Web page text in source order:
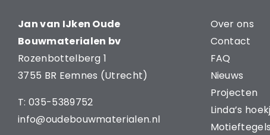
Jan van IJken Oude
Bouwmaterialen bv
Rozenbottelberg 1
3755 BR Eemnes (Utrecht)
T: 035-5389752
info@oudebouwmaterialen.nl
Over ons
Contact
FAQ
Nieuws
Projecten
Linda’s